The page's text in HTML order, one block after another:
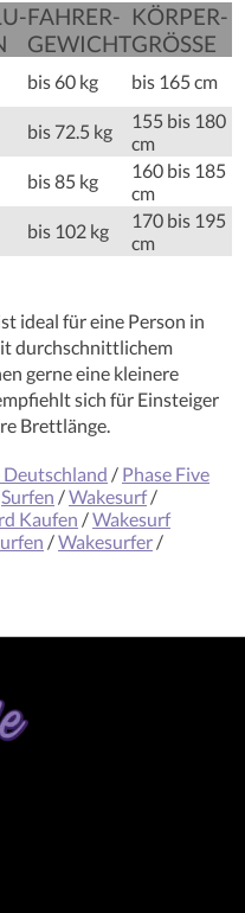
FAHRER­
GEWICHT
KÖRPER­
GRÖSSE
bis 60 kg bis 165 cm
bis 72.5 kg
155 bis 180
cm
bis 85 kg
160 bis 185
cm
bis 102 kg
170 bis 195
cm
ideal für eine Person in
durchschnittlichem
gerne eine kleinere
sich für Einsteiger
Brettlänge.
Deutschland / Phase Five
Surfen /Wakesurf/
Kaufen /Wakesurf
/Wakesurfer /